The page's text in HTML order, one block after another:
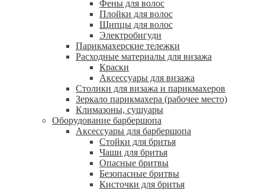
Фены для волос
Плойки для волос
Щипцы для волос
Электробигуди
Парикмахерские тележки
Расходные материалы для визажа
Краски
Аксессуары для визажа
Столики для визажа и парикмахеров
Зеркало парикмахера (рабочее место)
Климазоны, сушуары
Оборудование барбершопа
Аксессуары для барбершопа
Стойки для бритья
Чаши для бритья
Опасные бритвы
Безопасные бритвы
Кисточки для бритья